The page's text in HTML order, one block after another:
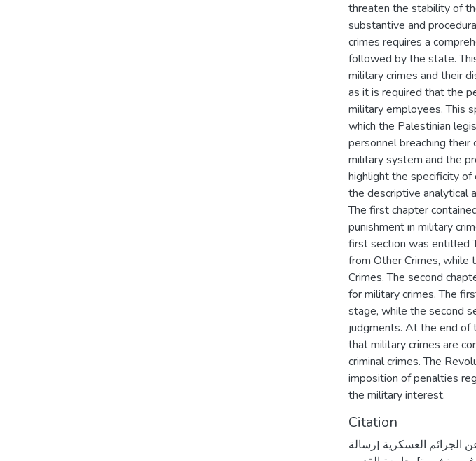
threaten the stability of
substantive and
crimes requires a
followed by the state.
military crimes and their
as it is required that the
military employees. This
which the Palestinian
personnel breaching
military system and the
highlight the specificity of
the descriptive analytical
The first chapter
punishment in military
first section was entitled
from Other Crimes,
Crimes. The second
for military crimes. The
stage, while the second
judgments. At the end of
that military crimes are
criminal crimes. The
imposition of penalties
the military interest.
Citation
الجزائية عن الجرائم العسكرية [رسالة